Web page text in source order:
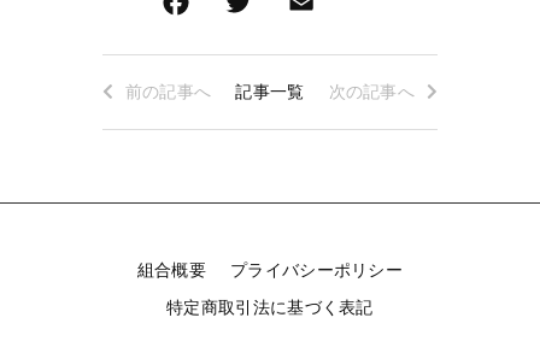
a
c
e
o
k
wi
tt
er
m
ai
l
有
前の記事へ 記事一覧 次の記事へ
組合概要
プライバシーポリシー
特定商取引法に基づく表記
ショップからのお知らせ
過去のブログ